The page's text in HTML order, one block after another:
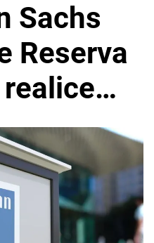
Sachs
Reserva
tasas